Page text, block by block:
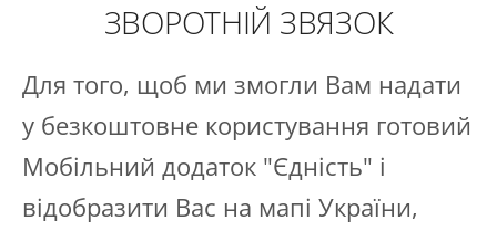
ЗВОРОТНІЙ ЗВЯЗОК
Для того, щоб ми змогли Вам надати
у безкоштовне користування готовий
Мобільний додаток "Єдність" і
відобразити Вас на мапі України,